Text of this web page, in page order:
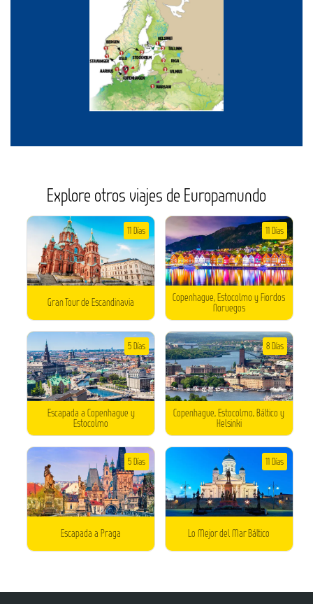
Explore otros viajes de Europamundo
Gran Tour de Escandinavia
11 Días
Copenhague, Estocolmo y Fiordos
Noruegos
11 Días
Escapada a Copenhague y
Estocolmo
5 Días
Copenhague, Estocolmo, Báltico y
Helsinki
8 Días
Escapada a Praga
5 Días
Lo Mejor del Mar Báltico
11 Días